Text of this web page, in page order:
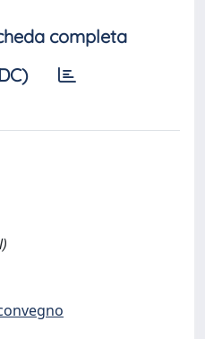
completa